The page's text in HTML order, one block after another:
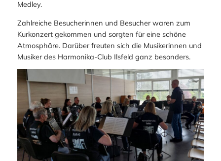
Medley.
Zahlreiche Besucherinnen und Besucher waren zum
Kurkonzert gekommen und sorgten für eine schöne
Atmosphäre. Darüber freuten sich die Musikerinnen und
Musiker des Harmonika-Club Ilsfeld ganz besonders.